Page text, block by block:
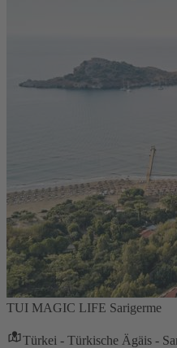
TUI MAGIC LIFE Sarigerme
Türkei - Türkische Ägäis -